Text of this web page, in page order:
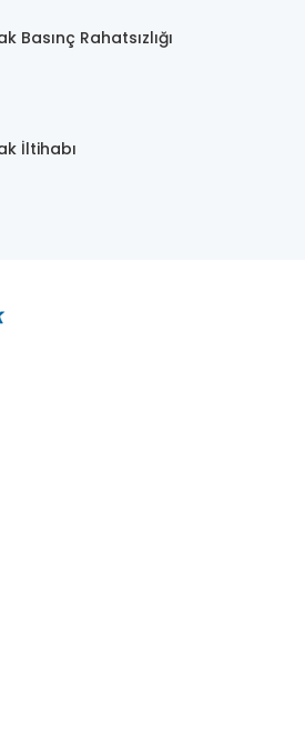
Basınç Rahatsızlığı
İltihabı